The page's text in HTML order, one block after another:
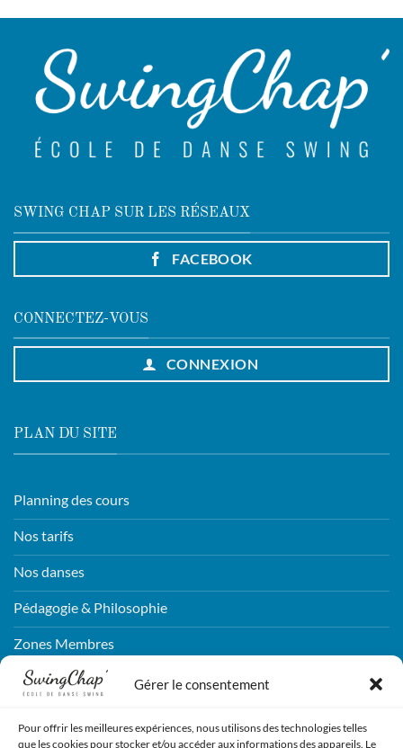
Gérer le consentement
Pour offrir les meilleures expériences, nous utilisons des technologies telles
que les cookies pour stocker et/ou accéder aux informations des appareils. Le
SWING CHAP SUR LES RÉSEAUX
FACEBOOK
CONNECTEZ-VOUS
CONNEXION
PLAN DU SITE
Planning des cours
Nos tarifs
Nos danses
Pédagogie & Philosophie
Zones Membres
Connexion
CONTACTEZ-NOUS !